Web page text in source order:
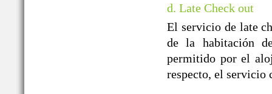
d. Late Check out
El servicio de late
de la habitación
permitido por el
respecto, el servicio